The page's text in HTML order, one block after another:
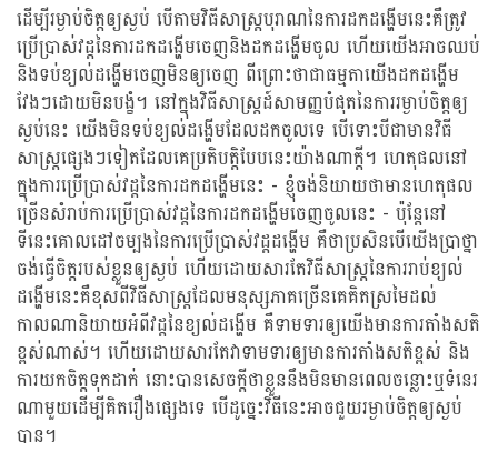
ដើម្បីរម្ងាប់ចិត្តឲ្យស្ងប់ បើតាមវិធីសាស្រ្តបុរាណនៃការដកដង្ហើមនេះគឺត្រូវ
ប្រើប្រាស់វដ្តនៃការដកដង្ហើមចេញនិងដកដង្ហើមចូល ហើយយើងអាចឈប់
និងទប់ខ្យល់ដង្ហើមចេញមិនឲ្យចេញ ពីព្រោះថាជាធម្មតាយើងដកដង្ហើម
វែងៗដោយមិនបង្ខំ។ នៅក្នុងវិធីសាស្រ្តដ៍សាមញ្ញបំផុតនៃការរម្ងាប់ចិត្តឲ្យ
ស្ងប់នេះ យើងមិនទប់ខ្យល់ដង្ហើមដែលដកចូលទេ បើទោះបីជាមានវិធី
សាស្រ្តផ្សេងៗទៀតដែលគេប្រតិបតិ្តបែបនេះយ៉ាងណាក្តី។ ហេតុផលនៅ
ក្នុងការប្រើប្រាស់វដ្តនៃការដកដង្ហើមនេះ - ខ្ញុំចង់និយាយថាមានហេតុផល
ច្រើនសំរាប់ការប្រើប្រាស់វដ្តនៃការដកដង្ហើមចេញចូលនេះ - ប៉ុន្តែនៅ
ទីនេះគោលដៅចម្បងនៃការប្រើប្រាស់វដ្តដង្ហើម គឺថាប្រសិនបើយើងប្រាថ្នា
ចង់ធ្វើចិត្តរបស់ខ្លួនឲ្យស្ងប់ ហើយដោយសារតែវិធីសាស្រ្តនៃការរាប់ខ្យល់
ដង្ហើមនេះគឺខុសពីវិធីសាស្រ្តដែលមនុស្សភាគច្រើនគេគិតស្រមៃដល់
កាលណានិយាយអំពីវដ្តនៃខ្យល់ដង្ហើម គឺទាមទារឲ្យយើងមានការតាំងសតិ
ខ្ពស់ណាស់។ ហើយដោយសារតែវាទាមទារឲ្យមានការតាំងសតិខ្ពស់ និង
ការយកចិត្តទុកដាក់ នោះបានសេចក្តីថាខ្លួននឹងមិនមានពេលចន្លោះឬទំនេរ
ណាមួយដើម្បីគិតរឿងផ្សេងទេ បើដូច្នេះវិធីនេះអាចជួយរម្ងាប់ចិត្តឲ្យស្ងប់
បាន។